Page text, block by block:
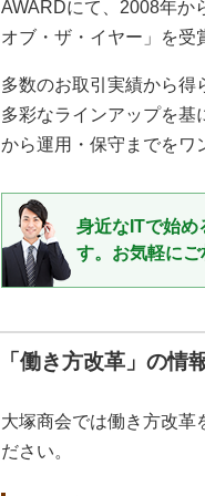
AWARDにて、2008年か
オブ・ザ・イヤー」を受
多数のお取引実績から得
多彩なラインアップを基
から運用・保守までをワ
身近なITで始め
す。お気軽にご
「働き方改革」の情
大塚商会では働き方改革
ださい。